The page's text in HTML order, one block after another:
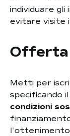
individuare
evitare visite
Offerta
Metti per
specificando il
condizioni
l'ottenimento